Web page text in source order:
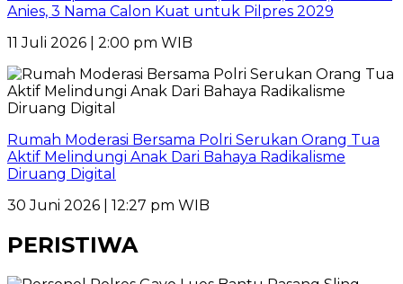
Anies, 3 Nama Calon Kuat untuk Pilpres 2029
11 Juli 2026 | 2:00 pm WIB
Rumah Moderasi Bersama Polri Serukan Orang Tua
Aktif Melindungi Anak Dari Bahaya Radikalisme
Diruang Digital
30 Juni 2026 | 12:27 pm WIB
PERISTIWA